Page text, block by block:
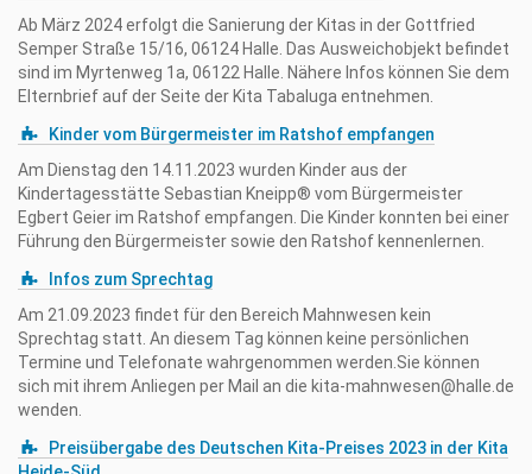
Ab März 2024 erfolgt die Sanierung der Kitas in der Gottfried
Semper Straße 15/16, 06124 Halle. Das Ausweichobjekt befindet
sind im Myrtenweg 1a, 06122 Halle. Nähere Infos können Sie dem
Elternbrief auf der Seite der Kita Tabaluga entnehmen.
Kinder vom Bürgermeister im Ratshof empfangen
Am Dienstag den 14.11.2023 wurden Kinder aus der
Kindertagesstätte Sebastian Kneipp® vom Bürgermeister
Egbert Geier im Ratshof empfangen. Die Kinder konnten bei einer
Führung den Bürgermeister sowie den Ratshof kennenlernen.
Infos zum Sprechtag
Am 21.09.2023 findet für den Bereich Mahnwesen kein
Sprechtag statt. An diesem Tag können keine persönlichen
Termine und Telefonate wahrgenommen werden.Sie können
sich mit ihrem Anliegen per Mail an die kita-mahnwesen@halle.de
wenden.
Preisübergabe des Deutschen Kita-Preises 2023 in der Kita